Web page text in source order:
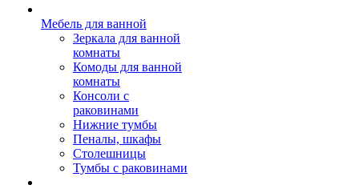
Мебель для ванной
Зеркала для ванной
комнаты
Комоды для ванной
комнаты
Консоли с
раковинами
Нижние тумбы
Пеналы, шкафы
Столешницы
Тумбы с раковинами